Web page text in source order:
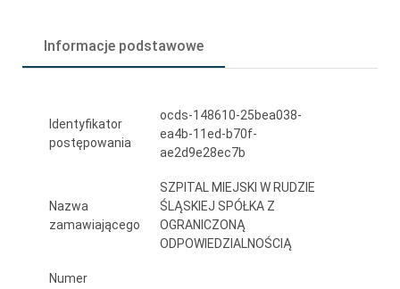
do
żywienia
pozajelitowego
dla
Oddziału
Neonatologicznego
Informacje podstawowe
Identyfikator
postępowania
ocds-148610-25bea038-
ea4b-11ed-b70f-
ae2d9e28ec7b
Nazwa
zamawiającego
SZPITAL MIEJSKI W RUDZIE
ŚLĄSKIEJ SPÓŁKA Z
OGRANICZONĄ
ODPOWIEDZIALNOŚCIĄ
Numer